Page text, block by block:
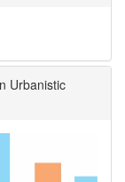
Urbanistic